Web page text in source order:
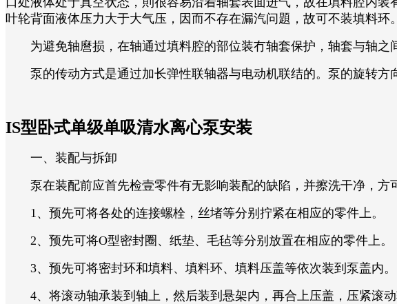
叶轮背面液体压力大于大气压，因而不存在漏汽问題，故可不装填料环。
为避免轴麿损，在轴通过填料腔的部位装冇轴套保护，轴套与轴之
泵的传动方式是通过加长弹性联轴器与电动机联结的。泵的旋转方
IS型卧式单级单吸清水离心泵安装
一、装配与拆卸
泵在装配前应首先检壹零件有无影响装配的缺陷，并擦洗干净，方
1、预先可将各处的连接螺栓，丝堵等分别拧紧在相应的零件上。
2、预先可将O型密封圈、纸垫、毛毡等分别放置在相应的零件上。
3、预先可将密封环和填料、填料环、填料压盖等依次装到泵盖内。
4、将滚动轴承装到轴上，然后装到悬架内，再合上压盖，压紧滚动